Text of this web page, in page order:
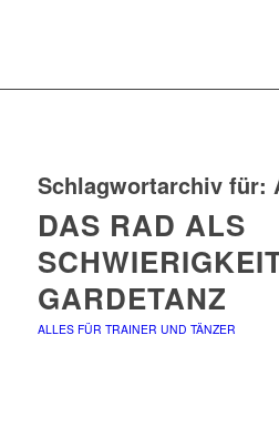
Schlagwortarchiv für:
DAS RAD ALS
GARDETANZ
ALLES FÜR TRAINER UND TÄNZER